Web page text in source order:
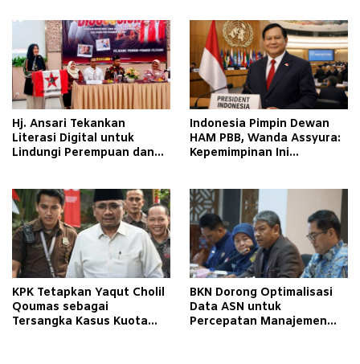
Hj. Ansari Tekankan
Literasi Digital untuk
Lindungi Perempuan dan
Indonesia Pimpin Dewan
HAM PBB, Wanda Assyura:
Kepemimpinan Ini
KPK Tetapkan Yaqut Cholil
Qoumas sebagai
Tersangka Kasus Kuota
BKN Dorong Optimalisasi
Data ASN untuk
Percepatan Manajemen